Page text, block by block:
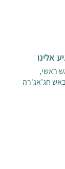
אלינו
ראשי,
חג'אג'רה